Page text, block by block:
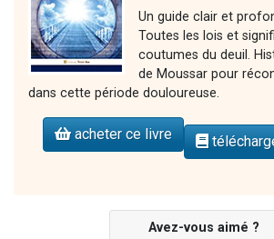
Un guide clair et
Toutes les lois et
coutumes du deuil.
de Moussar pour
dans cette période douloureuse.
acheter ce livre
Avez-vous aimé ?